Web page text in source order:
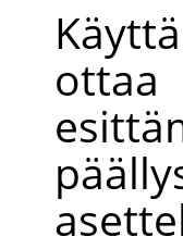
ottaa